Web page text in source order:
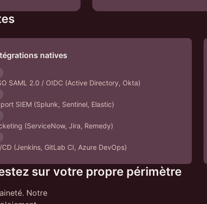
natives
SAML 2.0 / OIDC (Active Directory, Okta)
SIEM (Splunk, Sentinel, Elastic)
(ServiceNow, Jira, Remedy)
CD (Jenkins, GitLab CI, Azure DevOps)
sur votre propre périmètre
Notre